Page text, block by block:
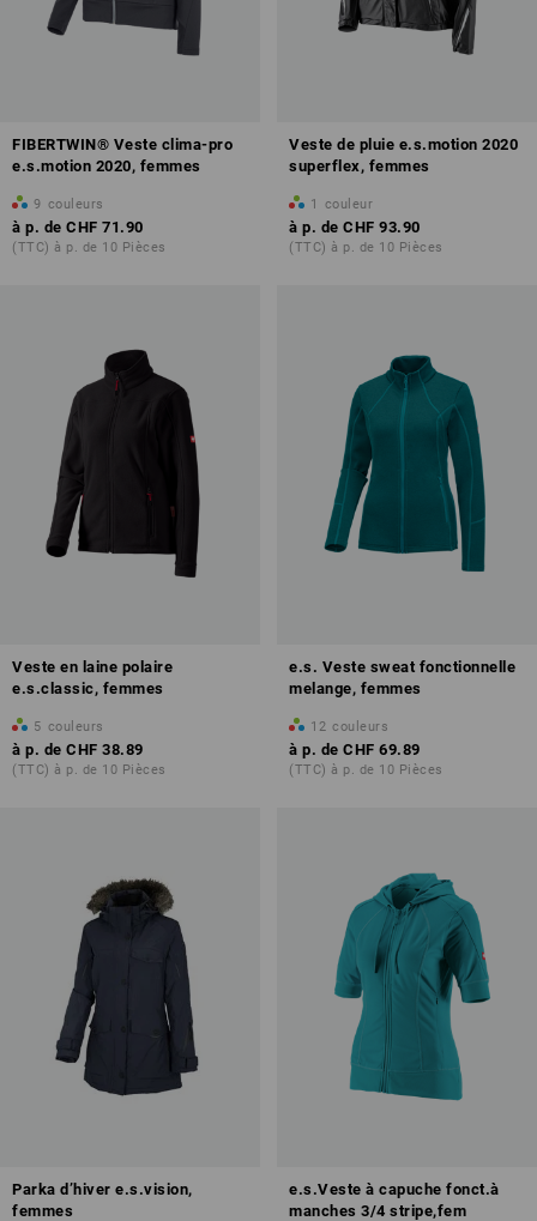
FIBERTWIN® Veste clima-pro
e.s.motion 2020, femmes
9 couleurs
à p. de CHF 71.90
(TTC) à p. de 10 Pièces
Veste de pluie e.s.motion 2020
superflex, femmes
1 couleur
à p. de CHF 93.90
(TTC) à p. de 10 Pièces
Veste en laine polaire
e.s.classic, femmes
5 couleurs
à p. de CHF 38.89
(TTC) à p. de 10 Pièces
e.s. Veste sweat fonctionnelle
melange, femmes
12 couleurs
à p. de CHF 69.89
(TTC) à p. de 10 Pièces
Parka d’hiver e.s.vision,
femmes
e.s.Veste à capuche fonct.à
manches 3/4 stripe,fem